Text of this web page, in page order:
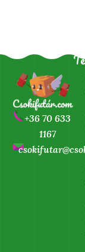
+36 70 633
1167